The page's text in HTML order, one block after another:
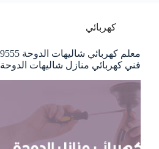
كهربائي
فني كهربائي منازل شاليهات الدوحة